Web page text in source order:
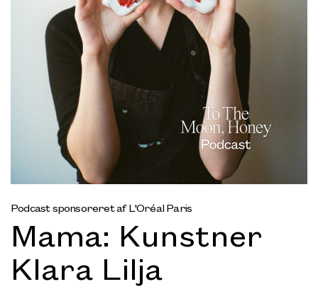
Podcast sponsoreret af L'Oréal Paris
Mama: Kunstner
Klara Lilja